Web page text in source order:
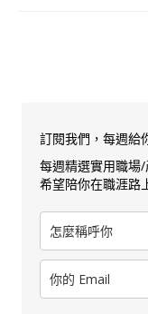
訂閱我們，每週給
每週精選實用職場
希望陪你在職涯路